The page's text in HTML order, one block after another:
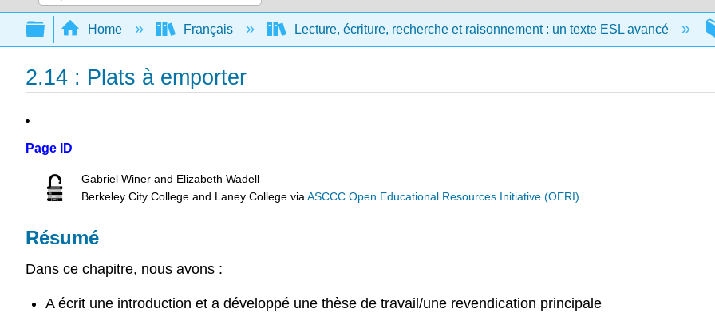
Search
Expand/collapse global hierarchy
Home Français Lecture, écriture, recherche et raisonnement : un texte ESL avancé
2.14 : Plats à emporter
Page ID
Gabriel Winer and Elizabeth Wadell
Berkeley City College and Laney College viaASCCC Open Educational Resources Initiative (OERI)
Résumé
Dans ce chapitre, nous avons :
A écrit une introduction et a développé une thèse de travail/une revendication principale